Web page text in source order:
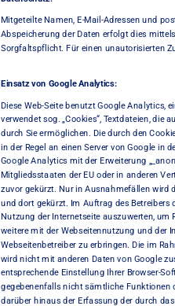
Mitgeteilte Namen, E-Mail-Adressen und
Abspeicherung der Daten erfolgt dies
Sorgfaltspflicht. Für einen unautorisierten
Einsatz von Google Analytics:
Diese Web-Seite benutzt Google Analytics,
verwendet sog. „Cookies“, Textdateien, die
durch Sie ermöglichen. Die durch den
in der Regel an einen Server von Google in
Google Analytics mit der Erweiterung
Mitgliedsstaaten der EU oder in anderen
zuvor gekürzt. Nur in Ausnahmefällen wird
und dort gekürzt. Im Auftrag des Betreibers
Nutzung der Internetseite auszuwerten,
weitere mit der Webseitennutzung und der
Webseitenbetreiber zu erbringen. Die im
wird nicht mit anderen Daten von Google
entsprechende Einstellung Ihrer Browser-
gegebenenfalls nicht sämtliche Funktionen
darüber hinaus der Erfassung der durch